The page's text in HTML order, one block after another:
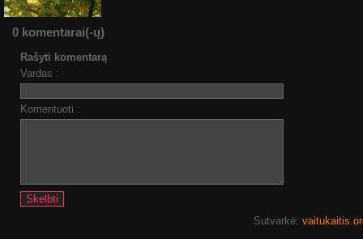
0 komentarai(-ų)
Rašyti komentarą
Vardas :
Komentuoti :
Sutvarkė: